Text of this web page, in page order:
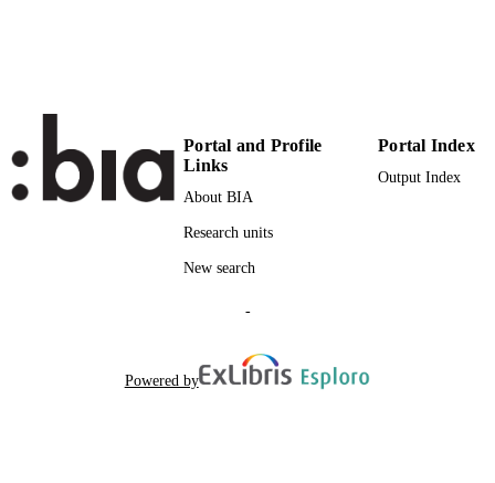
AUDIENCE
Scientific
Portal and Profile
Links
About BIA
Research units
New search
Portal Index
Output Index
-
Powered by